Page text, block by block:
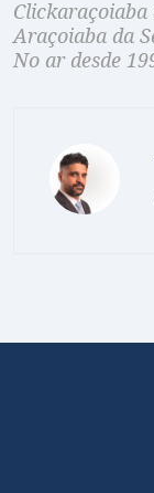
Araçoiaba da
No ar desde